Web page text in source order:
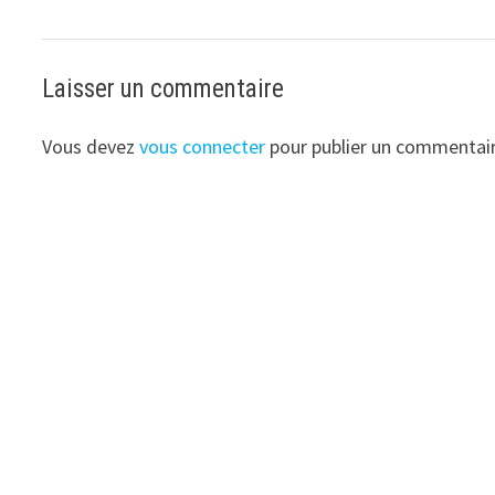
Laisser un commentaire
Vous devezvous connecter pour publier un